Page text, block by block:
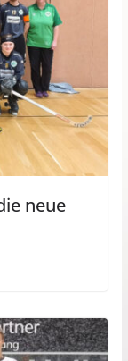
neue